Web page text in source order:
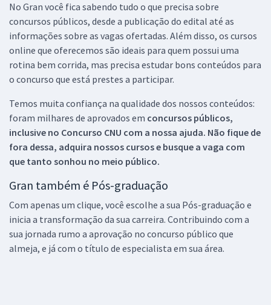
No Gran você fica sabendo tudo o que precisa sobre
concursos públicos, desde a publicação do edital até as
informações sobre as vagas ofertadas. Além disso, os cursos
online que oferecemos são ideais para quem possui uma
rotina bem corrida, mas precisa estudar bons conteúdos para
o concurso que está prestes a participar.
Temos muita confiança na qualidade dos nossos conteúdos:
foram milhares de aprovados em concursos públicos,
inclusive no Concurso CNU com a nossa ajuda. Não fique de
fora dessa, adquira nossos cursos e busque a vaga com
que tanto sonhou no meio público.
Gran também é Pós-graduação
Com apenas um clique, você escolhe a sua Pós-graduação e
inicia a transformação da sua carreira. Contribuindo com a
sua jornada rumo a aprovação no concurso público que
almeja, e já com o título de especialista em sua área.